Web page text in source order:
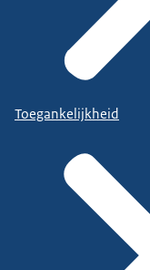
Toegankelijkheid